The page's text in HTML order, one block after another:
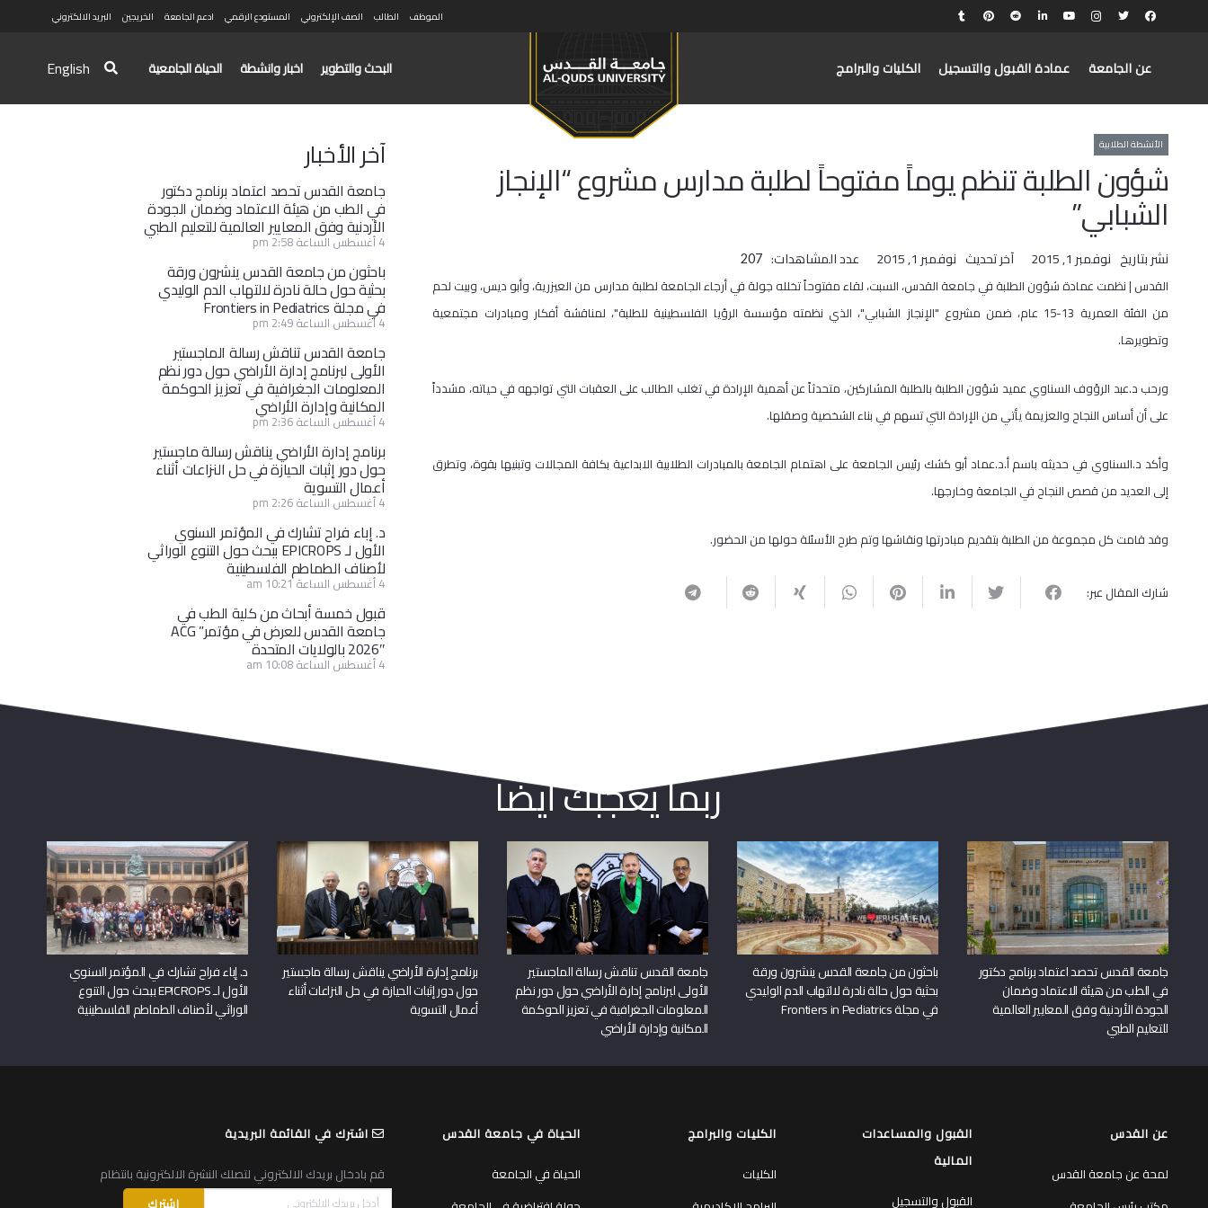
الموظف الطالب الصف الإلكتروني المستودع الرقمي ادعم الجامعة الخريجين البريد الالكتروني
عن الجامعة عمادة القبول والتسجيل الكليات والبرامج البحث والتطوير اخبار وانشطة الحياة الجامعية English
الأنشطة الطلابية
شؤون الطلبة تنظم يوماً مفتوحاً لطلبة مدارس مشروع “الإنجاز
الشبابي”
نشر بتاريخ نوفمبر 1, 2015 آخر تحديث نوفمبر 1, 2015 عدد المشاهدات: 207
القدس | نظمت عمادة شؤون الطلبة في جامعة القدس، السبت، لقاء مفتوحاً تخلله جولة في أرجاء الجامعة لطلبة مدارس من العيزرية، وأبو ديس، وبيت لحم
من الفئة العمرية 13-15 عام، ضمن مشروع "الإنجاز الشبابي"، الذي نظمته مؤسسة الرؤيا الفلسطينية للطلبة"، لمناقشة أفكار ومبادرات مجتمعية
وتطويرها.
ورحب د.عبد الرؤوف السناوي عميد شؤون الطلبة بالطلبة المشاركين، متحدثاً عن أهمية الإرادة في تغلب الطالب على العقبات التي تواجهه في حياته، مشدداً
على أن أساس النجاح والعزيمة يأتي من الإرادة التي تسهم في بناء الشخصية وصقلها.
وأكد د.السناوي في حديثه باسم أ.د.عماد أبو كشك رئيس الجامعة على اهتمام الجامعة بالمبادرات الطلابية الابداعية بكافة المجالات وتبنيها بقوة، وتطرق
إلى العديد من قصص النجاح في الجامعة وخارجها.
وقد قامت كل مجموعة من الطلبة بتقديم مبادرتها ونقاشها وتم طرح الأسئلة حولها من الحضور.
شارك المقال عبر:
آخر الأخبار
جامعة القدس تحصد اعتماد برنامج دكتور
في الطب من هيئة الاعتماد وضمان الجودة
الأردنية وفق المعايير العالمية للتعليم الطبي
4 أغسطس الساعة 2:58 pm
باحثون من جامعة القدس ينشرون ورقة
بحثية حول حالة نادرة لالتهاب الدم الوليدي
في مجلة Frontiers in Pediatrics
4 أغسطس الساعة 2:49 pm
جامعة القدس تناقش رسالة الماجستير
الأولى لبرنامج إدارة الأراضي حول دور نظم
المعلومات الجغرافية في تعزيز الحوكمة
المكانية وإدارة الأراضي
4 أغسطس الساعة 2:36 pm
برنامج إدارة الأراضي يناقش رسالة ماجستير
حول دور إثبات الحيازة في حل النزاعات أثناء
أعمال التسوية
4 أغسطس الساعة 2:26 pm
د. إباء فراح تشارك في المؤتمر السنوي
الأول لـ EPICROPS ببحث حول التنوع الوراثي
لأصناف الطماطم الفلسطينية
4 أغسطس الساعة 10:21 am
قبول خمسة أبحاث من كلية الطب في
جامعة القدس للعرض في مؤتمر” ACG
2026″ بالولايات المتحدة
4 أغسطس الساعة 10:08 am
ربما يعجبك أيضا
جامعة القدس تحصد اعتماد برنامج دكتور
في الطب من هيئة الاعتماد وضمان
الجودة الأردنية وفق المعايير العالمية
للتعليم الطبي
باحثون من جامعة القدس ينشرون ورقة
بحثية حول حالة نادرة لالتهاب الدم الوليدي
في مجلة Frontiers in Pediatrics
جامعة القدس تناقش رسالة الماجستير
الأولى لبرنامج إدارة الأراضي حول دور نظم
المعلومات الجغرافية في تعزيز الحوكمة
المكانية وإدارة الأراضي
برنامج إدارة الأراضي يناقش رسالة ماجستير
حول دور إثبات الحيازة في حل النزاعات أثناء
أعمال التسوية
د. إباء فراح تشارك في المؤتمر السنوي
الأول لـ EPICROPS ببحث حول التنوع
الوراثي لأصناف الطماطم الفلسطينية
عن القدس
لمحة عن جامعة القدس
القبول والمساعدات
المالية
القبول والتسجيل
الكليات والبرامج
الكليات
الحياة في جامعة القدس
الحياة في الجامعة
اشترك في القائمة البريدية
قم بادخال بريدك الالكتروني لتصلك النشرة الالكترونية بانتظام